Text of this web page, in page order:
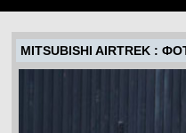
MITSUBISHI AIRTREK :